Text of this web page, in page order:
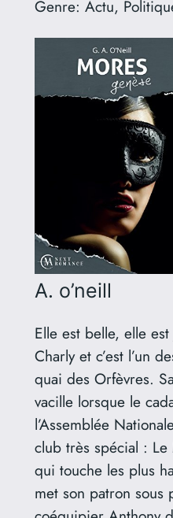
Genre: Actu,
A. o’neill
Elle est belle, elle
Charly et c’est l’un
quai des Orfèvres.
vacille lorsque le
l’Assemblée
club très spécial :
qui touche les plus
met son patron sous